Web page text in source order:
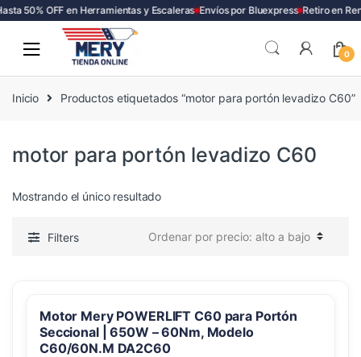
50% OFF en Herramientas y Escaleras Envíos por Bluexpress Retiro en
0
Inicio Productos etiquetados “motor para portón levadizo C60”
motor para portón levadizo C60
Mostrando el único resultado
Filters
Motor Mery POWERLIFT C60 para Portón
Seccional | 650W – 60Nm, Modelo
C60/60N.M DA2C60